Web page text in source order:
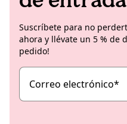
Suscríbete para no
ahora y llévate un 5 % de
pedido!
Correo electrónico*